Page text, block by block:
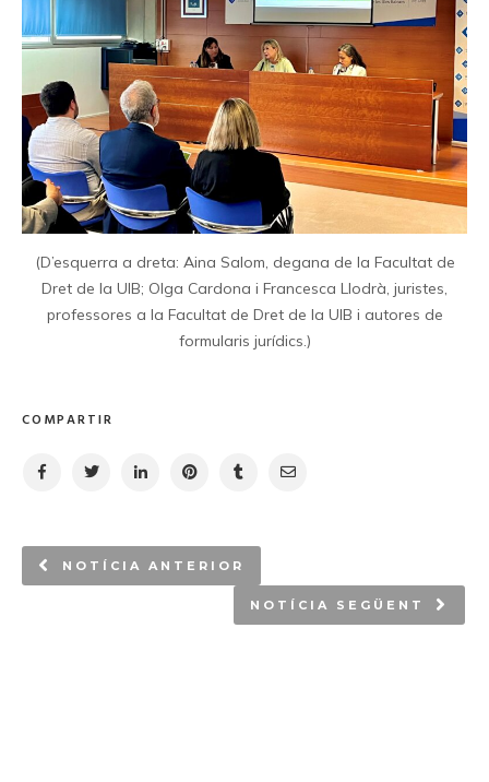
(D’esquerra a dreta: Aina Salom, degana de la Facultat de
Dret de la UIB; Olga Cardona i Francesca Llodrà, juristes,
professores a la Facultat de Dret de la UIB i autores de
formularis jurídics.)
COMPARTIR
NOTÍCIA ANTERIOR
NOTÍCIA SEGÜENT